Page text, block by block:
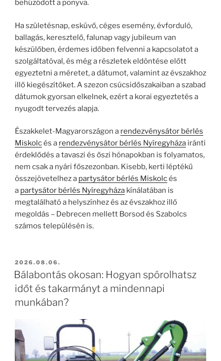
behúzódott a ponyva.
Ha születésnap, esküvő, céges esemény, évforduló,
ballagás, keresztelő, falunap vagy jubileum van
készülőben, érdemes időben felvenni a kapcsolatot a
szolgáltatóval, és még a részletek eldöntése előtt
egyeztetni a méretet, a dátumot, valamint az évszakhoz
illő kiegészítőket. A szezon csúcsidőszakaiban a szabad
dátumok gyorsan elkelnek, ezért a korai egyeztetés a
nyugodt tervezés alapja.
Északkelet-Magyarországon a rendezvénysátor bérlés
Miskolcés a rendezvénysátor bérlés Nyíregyháza iránti
érdeklődés a tavaszi és őszi hónapokban is folyamatos,
nem csak a nyári főszezonban. Kisebb, kerti léptékű
összejövetelhez a partysátor bérlés Miskolcés
a partysátor bérlés Nyíregyháza kínálatában is
megtalálható a helyszínhez és az évszakhoz illő
megoldás – Debrecen mellett Borsod és Szabolcs
számos településén is.
BEKÜLDVE:
2026.08.06.
Bálabontás okosan: Hogyan spórolhatsz
időt és takarmányt a mindennapi
munkában?